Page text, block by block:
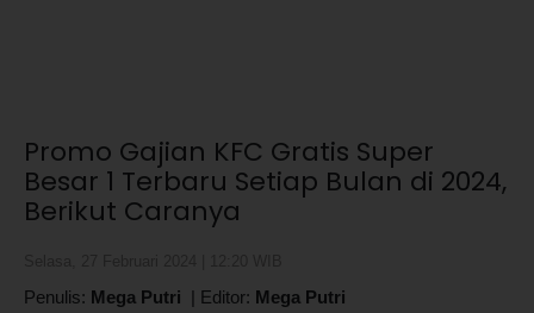
Promo Gajian KFC Gratis Super
Besar 1 Terbaru Setiap Bulan di 2024,
Berikut Caranya
Penulis: Mega Putri | Editor: Mega Putri